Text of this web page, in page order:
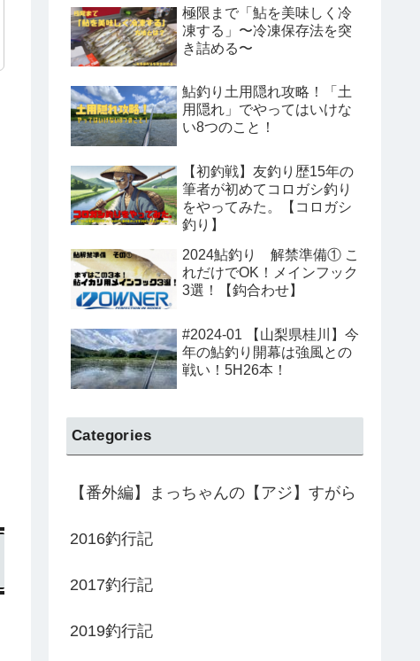
極限まで「鮎を美味しく冷
凍する」〜冷凍保存法を突
き詰める〜
鮎釣り土用隠れ攻略！「土
用隠れ」でやってはいけな
い8つのこと！
【初釣戦】友釣り歴15年の
筆者が初めてコロガシ釣り
をやってみた。【コロガシ
釣り】
2024鮎釣り 解禁準備① こ
れだけでOK！メインフック
3選！【鈎合わせ】
#2024-01 【山梨県桂川】今
年の鮎釣り開幕は強風との
戦い！5H26本！
Categories
【番外編】まっちゃんの【アジ】すがら
2016釣行記
2017釣行記
2019釣行記